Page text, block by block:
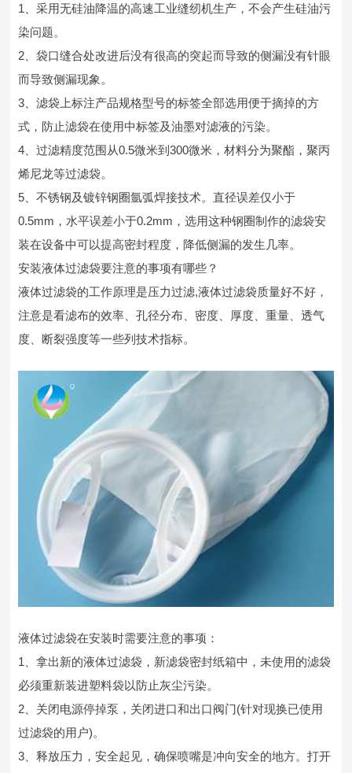
1、采用无硅油降温的高速工业缝纫机生产，不会产生硅油污
染问题。
2、袋口缝合处改进后没有很高的突起而导致的侧漏没有针眼
而导致侧漏现象。
3、滤袋上标注产品规格型号的标签全部选用便于摘掉的方
式，防止滤袋在使用中标签及油墨对滤液的污染。
4、过滤精度范围从0.5微米到300微米，材料分为聚酯，聚丙
烯尼龙等过滤袋。
5、不锈钢及镀锌钢圈氩弧焊接技术。直径误差仅小于
0.5mm，水平误差小于0.2mm，选用这种钢圈制作的滤袋安
装在设备中可以提高密封程度，降低侧漏的发生几率。
安装液体过滤袋要注意的事项有哪些？
液体过滤袋的工作原理是压力过滤,液体过滤袋质量好不好，
注意是看滤布的效率、孔径分布、密度、厚度、重量、透气
度、断裂强度等一些列技术指标。
液体过滤袋在安装时需要注意的事项：
1、拿出新的液体过滤袋，新滤袋密封纸箱中，未使用的滤袋
必须重新装进塑料袋以防止灰尘污染。
2、关闭电源停掉泵，关闭进口和出口阀门(针对现换已使用
过滤袋的用户)。
3、释放压力，安全起见，确保喷嘴是冲向安全的地方。打开